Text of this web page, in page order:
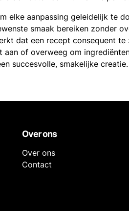
elke aanpassing geleidelijk te
smaak bereiken zonder
dat een recept consequent
of overweeg om
succesvolle, smakelijke creatie.
Over ons
Over ons
Contact